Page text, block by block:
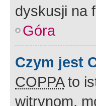
dyskusji na
Góra
Czym jest
COPPAto
witrynom,